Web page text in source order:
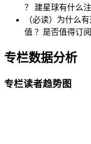
？ 建星球有什么
（必读）为什么
值 ？是否值得订阅
专栏数据分析
专栏读者趋势图